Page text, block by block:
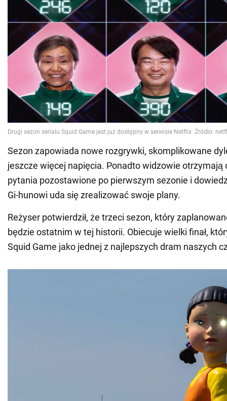
Sezon zapowiada nowe rozgrywki, skomplikowane
jeszcze więcej napięcia. Ponadto widzowie otrzymają
pytania pozostawione po pierwszym sezonie i
Gi-hunowi uda się zrealizować swoje plany.
Reżyser potwierdził, że trzeci sezon, który
będzie ostatnim w tej historii. Obiecuje wielki finał,
Squid Game jako jednej z najlepszych dram naszych